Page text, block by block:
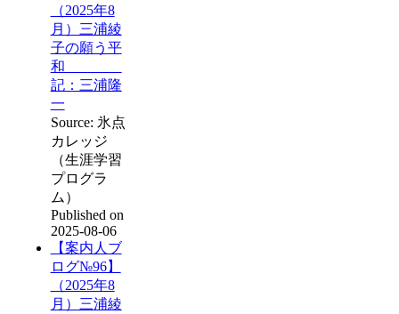
（2025年8
月）三浦綾
子の願う平
和
記：三浦隆
一
Source: 氷点
カレッジ
（生涯学習
プログラ
ム）
Published on
2025-08-06
【案内人ブ
ログ№96】
（2025年8
月）三浦綾